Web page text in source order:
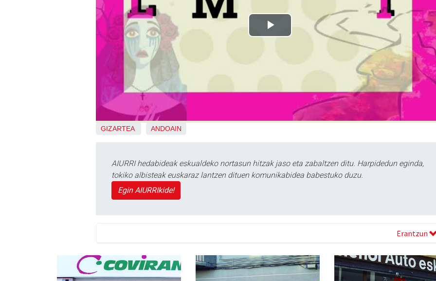
GIZARTEA ANDOAIN
AIURRI hedabideak eskualdeko nortasun hitzak jaso eta zabaltzen ditu. Harpidedun eginda,
tokiko albisteak euskaraz lantzen dituen komunikabidea babestuko duzu.
Egin AIURRIkide!
Erantzun